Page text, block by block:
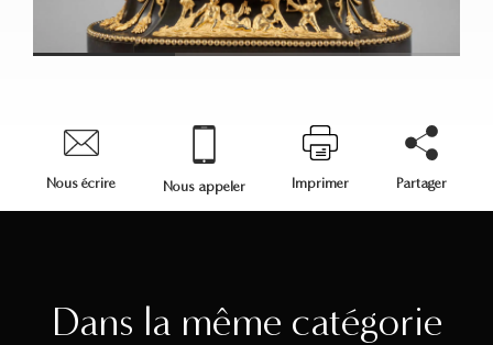
Nous écrire Nous appeler Imprimer Partager
Dans la même catégorie